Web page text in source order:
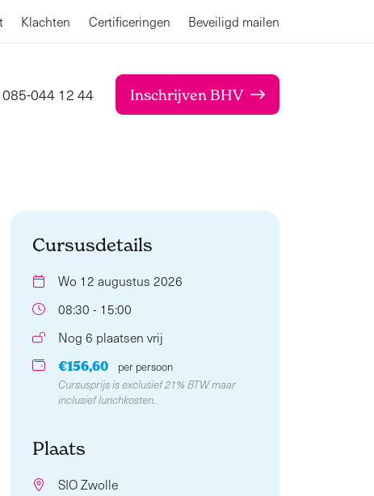
Klachten Certificeringen Beveiligd mailen
085-044 12 44 Inschrijven BHV
Cursusdetails
Wo 12 augustus 2026
08:30 - 15:00
Nog 6 plaatsen vrij
€156,60
per persoon
Cursusprijs is exclusief 21% BTW maar
inclusief lunchkosten.
Plaats
SIO Zwolle